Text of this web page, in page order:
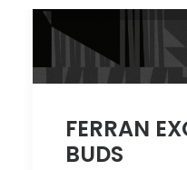
FERRAN
BUDS